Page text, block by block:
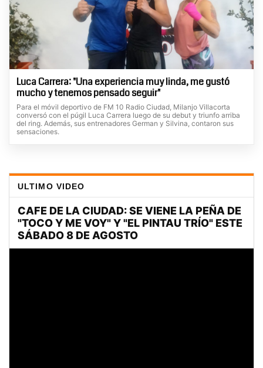
Luca Carrera: "Una experiencia muy linda, me gustó
mucho y tenemos pensado seguir"
Para el móvil deportivo de FM 10 Radio Ciudad, Milanjo Villacorta
conversó con el púgil Luca Carrera luego de su debut y triunfo arriba
del ring. Además, sus entrenadores German y Silvina, contaron sus
sensaciones.
ULTIMO VIDEO